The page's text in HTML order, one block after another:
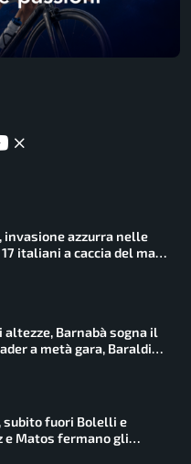
invasione azzurra nelle
italiani a caccia del main
altezze, Barnabà sogna il
a metà gara, Baraldi
subito fuori Bolelli e
e Matos fermano gli